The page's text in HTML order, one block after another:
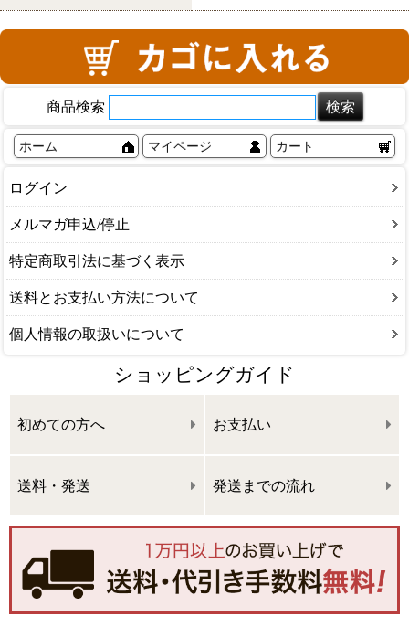
商品検索
ホーム マイページ カート
ログイン
メルマガ申込/停止
特定商取引法に基づく表示
送料とお支払い方法について
個人情報の取扱いについて
ショッピングガイド
初めての方へ お支払い
送料・発送 発送までの流れ